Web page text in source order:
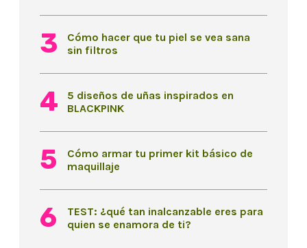
Cómo hacer que tu piel se vea sana
sin filtros
5 diseños de uñas inspirados en
BLACKPINK
Cómo armar tu primer kit básico de
maquillaje
TEST: ¿qué tan inalcanzable eres para
quien se enamora de ti?